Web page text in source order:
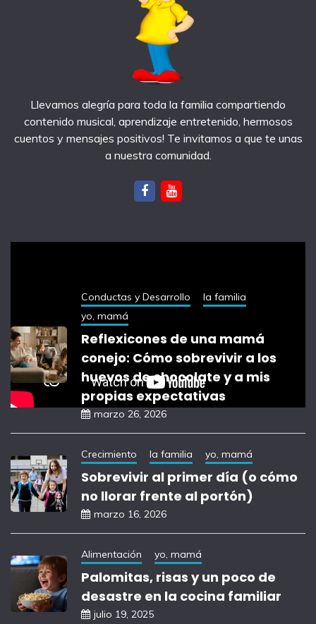
Llevamos alegría para toda la familia compartiendo
contenido musical, aprendizaje entretenido, hermosos
cuentos y mensajes positivos! Te invitamos a que te unas
a nuestra comunidad.
Conductas y Desarrollo
la familia
yo, mamá
Reflexicones de una mamá
conejo: Cómo sobrevivir a los
huevos de chocolate y a mis
propias expectativas
marzo 26, 2026
Crecimiento la familia yo, mamá
Sobrevivir al primer día (o cómo
no llorar frente al portón)
marzo 16, 2026
Alimentación yo, mamá
Palomitas, risas y un poco de
desastre en la cocina familiar
julio 19, 2025